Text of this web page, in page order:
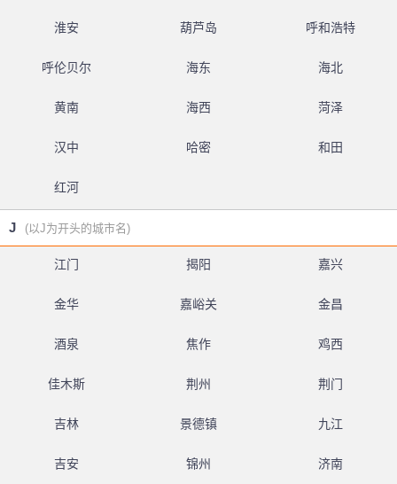
淮安 葫芦岛 呼和浩特
呼伦贝尔 海东 海北
黄南 海西 菏泽
汉中 哈密 和田
红河
J (以J为开头的城市名)
江门 揭阳 嘉兴
金华 嘉峪关 金昌
酒泉 焦作 鸡西
佳木斯 荆州 荆门
吉林 景德镇 九江
吉安 锦州 济南